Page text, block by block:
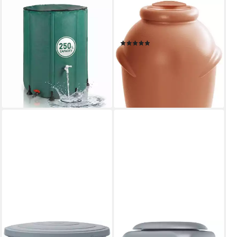
RELAXDAYS
Regentonne 250l, grün, 250
89,99 €
lieferbar - in 2-3 Werktagen bei dir
PROSPERPLAST
Regentonne Aquacan baby,
210 l, ØxH: 56x113 cm
72,90 €
-42%
lieferbar - in 2-3 Werktagen bei dir
PROSPERPLAST PROSPERPLAST